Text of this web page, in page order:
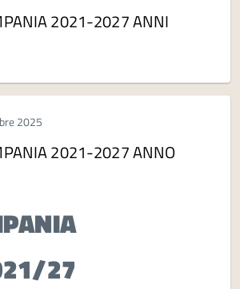
2021-2027 ANNI
2025
2021-2027 ANNO
27